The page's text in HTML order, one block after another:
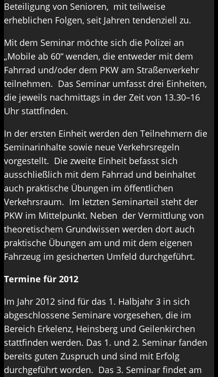
Beteiligung von Senioren, mit teilweise
erheblichen Folgen, seit Jahren tendenziell zu.
Mit dem Seminar möchte sich die Polizei an
„Mobile ab 60“ wenden, die entweder mit dem
Fahrrad und/oder dem PKW am Straßenverkehr
teilnehmen. Das Seminar umfasst drei Einheiten,
die jeweils nachmittags in der Zeit von 13.30–16
Uhr stattfinden.
In der ersten Einheit werden den Teilnehmern die
Seminarinhalte sowie neue Verkehrsregeln
vorgestellt. Die zweite Einheit befasst sich
ausschließlich mit dem Fahrrad und beinhaltet
auch praktische Übungen im öffentlichen
Verkehrsraum. Im letzten Seminarteil steht der
PKW im Mittelpunkt. Neben der Vermittlung von
theoretischem Grundwissen werden dort auch
praktische Übungen am und mit dem eigenen
Fahrzeug im gesicherten Umfeld durchgeführt.
Termine für 2012
Im Jahr 2012 sind für das 1. Halbjahr 3 in sich
abgeschlossene Seminare vorgesehen, die im
Bereich Erkelenz, Heinsberg und Geilenkirchen
stattfinden werden. Das 1. und 2. Seminar fanden
bereits guten Zuspruch und sind mit Erfolg
durchgeführt worden. Das 3. Seminar findet am